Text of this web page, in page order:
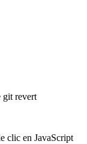
git revert
clic en JavaScript